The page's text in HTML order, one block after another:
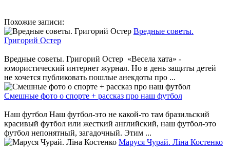
Похожие записи:
Вредные советы.
Григорий Остер
Вредные советы. Григорий Остер «Весела хата» -
юмористический интернет журнал. Но в день защиты детей
не хочется публиковать пошлые анекдоты про ...
Смешные фото о спорте + рассказ про наш футбол
Наш футбол Наш футбол-это не какой-то там бразильский
красивый футбол или жесткий английский, наш футбол-это
футбол непонятный, загадочный. Этим ...
Маруся Чурай. Ліна Костенко